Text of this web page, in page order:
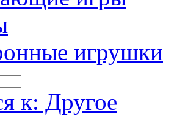
игрушки
к: Другое